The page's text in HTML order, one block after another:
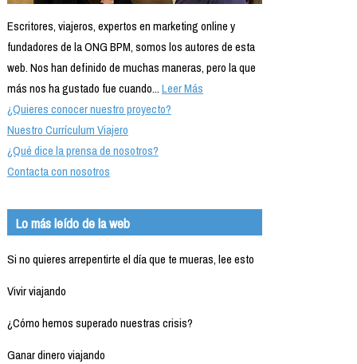
Escritores, viajeros, expertos en marketing online y
fundadores de la ONG BPM, somos los autores de esta
web. Nos han definido de muchas maneras, pero la que
más nos ha gustado fue cuando...Leer Más
¿Quieres conocer nuestro proyecto?
Nuestro Currículum Viajero
¿Qué dice la prensa de nosotros?
Contacta con nosotros
Lo más leído de la web
Si no quieres arrepentirte el día que te mueras, lee esto
Vivir viajando
¿Cómo hemos superado nuestras crisis?
Ganar dinero viajando